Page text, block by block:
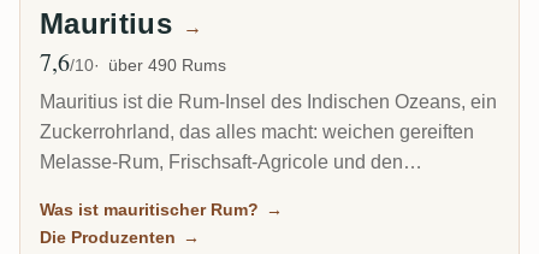
Mauritius →
Ø Bewertung
7,6/10 über 490 Rums
Mauritius ist die Rum-Insel des Indischen Ozeans, ein
Zuckerrohrland, das alles macht: weichen gereiften
Melasse-Rum, Frischsaft-Agricole und den
Einheimischen trinken. Diese Spannweite über drei
Was ist mauritischer Rum? →
Die Produzenten →